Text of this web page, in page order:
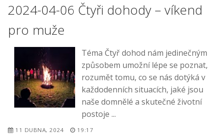
2024-04-06 Čtyři dohody – víkend
pro muže
Téma Čtyř dohod nám jedinečným
způsobem umožní lépe se poznat,
rozumět tomu, co se nás dotýká v
každodenních situacích, jaké jsou
naše domnělé a skutečné životní
postoje ...
11 DUBNA, 2024 19:17